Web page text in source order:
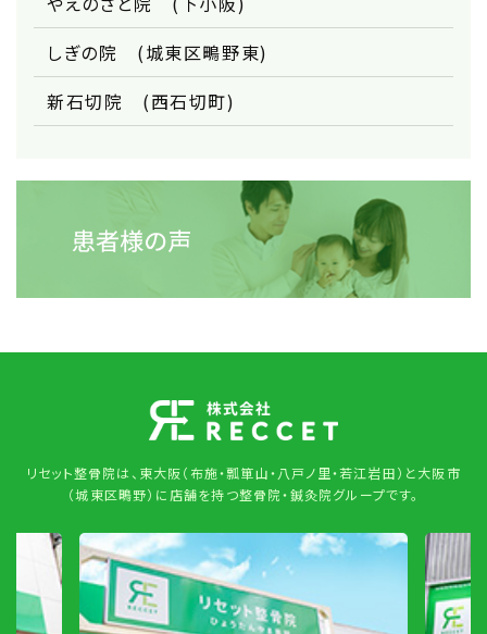
しぎの院 (城東区鴫野東)
新石切院 (西石切町)
リセット整骨院は、東大阪（布施・瓢箪山・八戸ノ里・若江岩田）と大阪市
（城東区鴫野）に店舗を持つ整骨院・鍼灸院グループです。